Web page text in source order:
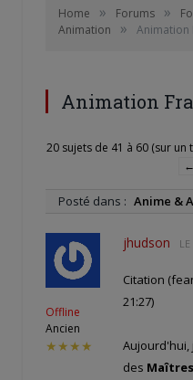
Home » Forums »
Animation
» Animation
Animation
20 sujets de 41 à 60 (sur un
←
Posté dans : Anime &
Offline
Ancien
★★★★
jhudson LE
Citation
21:27)
Aujourd'hui,
des